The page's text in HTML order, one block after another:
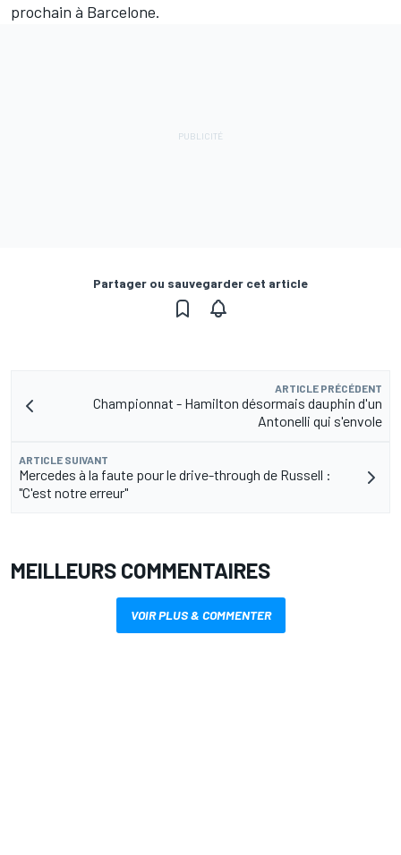
prochain à Barcelone.
Partager ou sauvegarder cet article
ARTICLE PRÉCÉDENT
Championnat - Hamilton désormais dauphin d'un
Antonelli qui s'envole
ARTICLE SUIVANT
Mercedes à la faute pour le drive-through de Russell :
"C'est notre erreur"
MEILLEURS COMMENTAIRES
VOIR PLUS & COMMENTER